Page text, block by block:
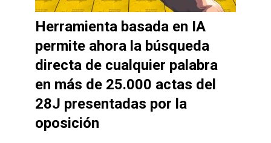
Herramienta basada en IA
permite ahora la búsqueda
directa de cualquier palabra
en más de 25.000 actas del
28J presentadas por la
oposición